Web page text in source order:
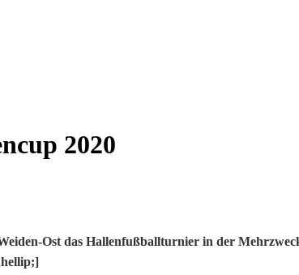
2020
Ost das Hallenfußballturnier in der